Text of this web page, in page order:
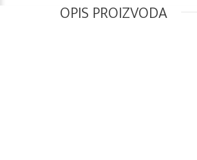
OPIS PROIZVODA